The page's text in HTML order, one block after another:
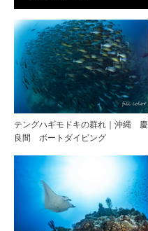
テングハギモドキの群れ｜沖縄 慶
良間 ボートダイビング